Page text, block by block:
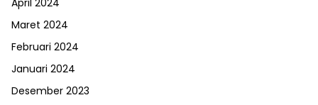
April 2024
Maret 2024
Februari 2024
Januari 2024
Desember 2023